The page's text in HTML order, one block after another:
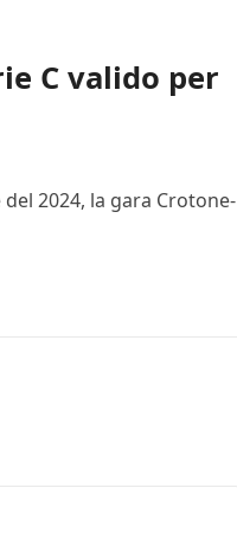
C valido per
2024, la gara Crotone-